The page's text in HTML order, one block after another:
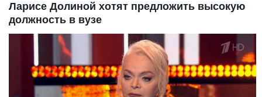
Ларисе Долиной хотят предложить высокую
должность в вузе